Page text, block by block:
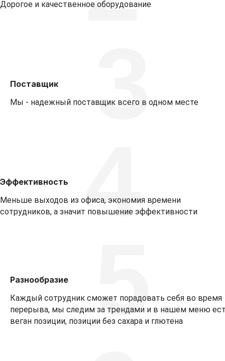
Дорогое и качественное оборудование
Поставщик
Мы - надежный поставщик всего в одном месте
3
Эффективность
Меньше выходов из офиса, экономия времени
сотрудников, а значит повышение эффективности
4
Разнообразие
Каждый сотрудник сможет порадовать себя во время
перерыва, мы следим за трендами и в нашем меню
веган позиции, позиции без сахара и глютена
5